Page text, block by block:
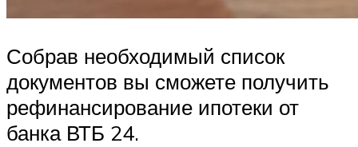
Собрав необходимый список
документов вы сможете получить
рефинансирование ипотеки от
банка ВТБ 24.